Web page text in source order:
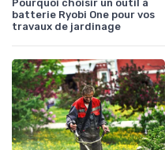
Pourquoi choisir un outil à
batterie Ryobi One pour vos
travaux de jardinage